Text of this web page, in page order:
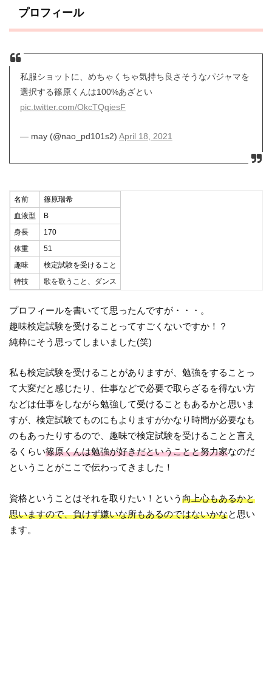
プロフィール
私服ショットに、めちゃくちゃ気持ち良さそうなパジャマを
選択する篠原くんは100%あざとい
pic.twitter.com/OkcTQqiesF
— may (@nao_pd101s2) April 18, 2021
名前
篠原瑞希
血液型
B
身長
170
体重
51
趣味
検定試験を受けること
特技
歌を歌うこと、ダンス
プロフィールを書いてて思ったんですが・・・。
趣味検定試験を受けることってすごくないですか！？
純粋にそう思ってしまいました(笑)
私も検定試験を受けることがありますが、勉強をすることっ
て大変だと感じたり、仕事などで必要で取らざるを得ない方
などは仕事をしながら勉強して受けることもあるかと思いま
すが、検定試験てものにもよりますがかなり時間が必要なも
のもあったりするので、趣味で検定試験を受けることと言え
るくらい篠原くんは勉強が好きだということと努力家なのだ
ということがここで伝わってきました！
資格ということはそれを取りたい！という向上心もあるかと
思いますので、負けず嫌いな所もあるのではないかなと思い
ます。